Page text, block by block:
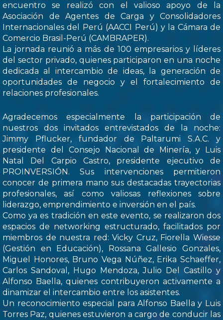
encuentro se realizó con el valioso apoyo de la
Asociación de Agentes de Carga y Consolidadores
Internacionales del Perú (AACCI Perú) y la Cámara de
Comercio Brasil-Perú (CAMBRAPER).
La jornada reunió a más de 100 empresarios y líderes
del sector privado, quienes participaron en una noche
dedicada al intercambio de ideas, la generación de
oportunidades de negocio y el fortalecimiento de
relaciones profesionales.
Agradecemos especialmente la participación de
nuestros dos invitados entrevistados de la noche:
Jimmy Pflucker, fundador de Paltarumi S.A.C. y
presidente del Consejo Nacional de Minería, y Luis
Natal Del Carpio Castro, presidente ejecutivo de
PROINVERSIÓN. Sus intervenciones permitieron
conocer de primera mano sus destacadas trayectorias
profesionales, así como valiosas reflexiones sobre
liderazgo, emprendimiento e inversión en el país.
Como ya es tradición en este evento, se realizaron dos
espacios de networking estructurado, facilitados por
miembros de nuestra red: Vicky Cruz, Fiorella Wiesse
(Gestión en Educación), Rossana Gallesio Gonzales,
Miguel Honores, Bruno Vega Núñez, Erika Schaeffer,
Carlos Sandoval, Hugo Mendoza, Julio Del Castillo y
Alfonso Baella, quienes contribuyeron activamente a
dinamizar el intercambio entre los asistentes.
Un reconocimiento especial para Alfonso Baella y Luis
Torres Paz, quienes estuvieron a cargo de conducir las